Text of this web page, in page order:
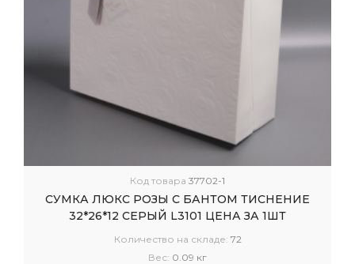
Код товара 37702-1
СУМКА ЛЮКС РОЗЫ С БАНТОМ ТИСНЕНИЕ
32*26*12 СЕРЫЙ L3101 ЦЕНА ЗА 1ШТ
Количество на складе: 72
Вес: 0.09 кг